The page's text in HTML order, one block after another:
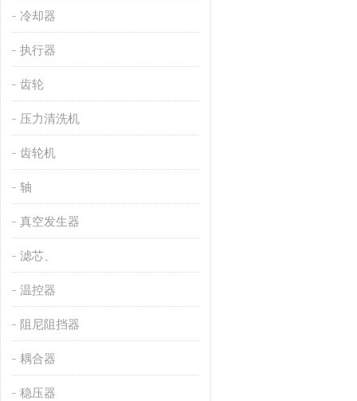
冷却器
执行器
齿轮
压力清洗机
齿轮机
轴
真空发生器
滤芯、
温控器
阻尼阻挡器
耦合器
稳压器